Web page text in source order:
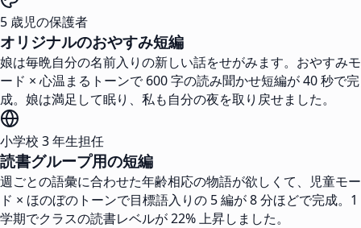
5 歳児の保護者
オリジナルのおやすみ短編
娘は毎晩自分の名前入りの新しい話をせがみます。おやすみモ
ード × 心温まるトーンで 600 字の読み聞かせ短編が 40 秒で完
成。娘は満足して眠り、私も自分の夜を取り戻せました。
小学校 3 年生担任
読書グループ用の短編
週ごとの語彙に合わせた年齢相応の物語が欲しくて、児童モー
ド × ほのぼのトーンで目標語入りの 5 編が 8 分ほどで完成。1
学期でクラスの読書レベルが 22% 上昇しました。